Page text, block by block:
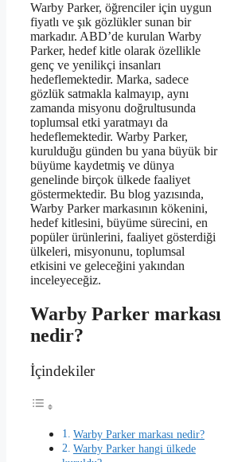
Warby Parker, öğrenciler için uygun
fiyatlı ve şık gözlükler sunan bir
markadır. ABD’de kurulan Warby
Parker, hedef kitle olarak özellikle
genç ve yenilikçi insanları
hedeflemektedir. Marka, sadece
gözlük satmakla kalmayıp, aynı
zamanda misyonu doğrultusunda
toplumsal etki yaratmayı da
hedeflemektedir. Warby Parker,
kurulduğu günden bu yana büyük bir
büyüme kaydetmiş ve dünya
genelinde birçok ülkede faaliyet
göstermektedir. Bu blog yazısında,
Warby Parker markasının kökenini,
hedef kitlesini, büyüme sürecini, en
popüler ürünlerini, faaliyet gösterdiği
ülkeleri, misyonunu, toplumsal
etkisini ve geleceğini yakından
inceleyeceğiz.
Warby Parker markası
nedir?
İçindekiler
Warby Parker markası nedir?
Warby Parker hangi ülkede